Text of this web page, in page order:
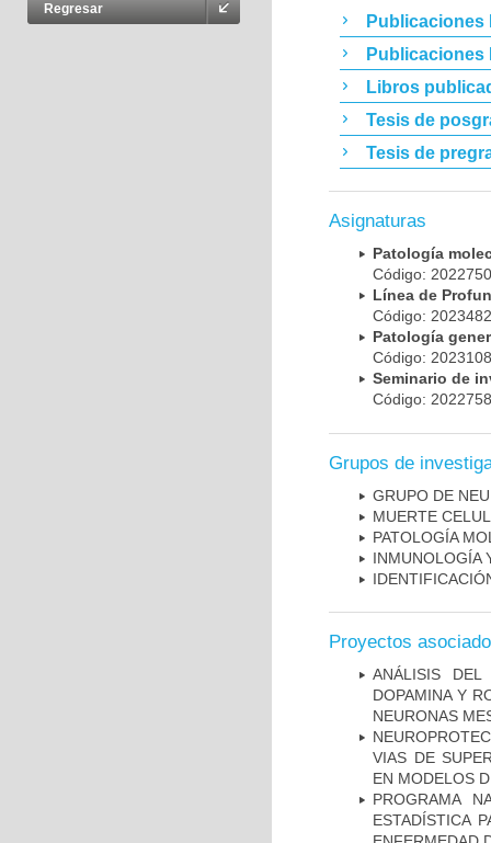
Regresar
Publicaciones
Publicaciones
Libros
Tesis de
Tesis de
Asignaturas
Patología
Código:
Línea de
Código:
Patología
Código:
Seminario de
Código:
Grupos de
GRUPO DE
MUERTE
PATOLOGÍA
INMUNOLOGÍA
Proyectos
ANÁLISIS
DOPAMINA Y
NEURONAS
VIAS DE
EN MODELOS
PROGRAMA
ESTADÍSTICA